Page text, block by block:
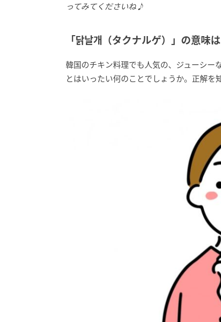
ってみてくださいね♪
「닭날개（タクナルゲ）」の意味
韓国のチキン料理でも人気の、ジューシー
とはいったい何のことでしょうか。正解